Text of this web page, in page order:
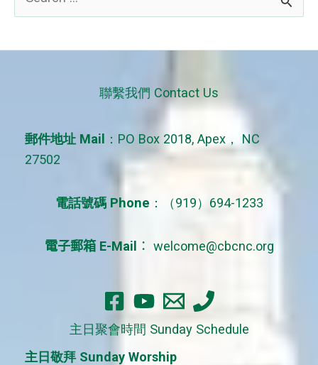
聯繫我們 Contact Us
郵件地址 Mail
：PO Box 2018, Apex， NC
27502
電話號碼 Phone ：（919）694-1233
電子郵箱 E-Mail ： welcome@cbcnc.org
主日聚會時間 Sunday Schedule
主日敬拜 Sunday Worship